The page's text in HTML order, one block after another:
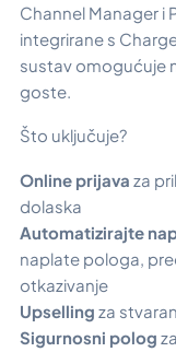
Channel Manager i
integrirane s
sustav omogućuje
goste.
Što uključuje?
Online prijava za
dolaska
Automatizirajte
naplate pologa,
otkazivanje
Upselling za
Sigurnosni polog